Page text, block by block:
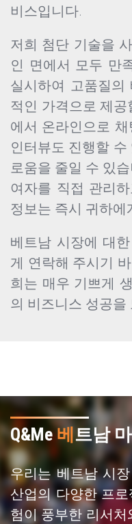
비스입니다.
저희 첨단 기술을
인 면에서 모두 만
실시하여 고품질의
적인 가격으로 제
에서 온라인으로
인터뷰도 진행할
로움을 줄일 수 있
여자를 직접 관리
정보는 즉시 귀하에
베트남 시장에 대
게 연락해 주시기
희는 매우 기쁘게
의 비즈니스 성공을
Q&Me 베트남
우리는 베트남 시
산업의 다양한 프
험이 풍부한 리서